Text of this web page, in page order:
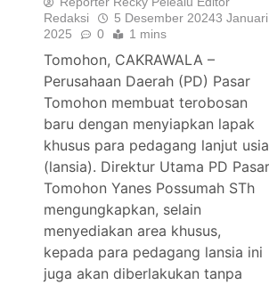
Redaksi
5 Desember 20243 Januari
2025
0 1 mins
Tomohon, CAKRAWALA –
Perusahaan Daerah (PD) Pasar
Tomohon membuat terobosan
baru dengan menyiapkan lapak
khusus para pedagang lanjut usia
(lansia). Direktur Utama PD
Tomohon Yanes Possumah STh
mengungkapkan, selain
menyediakan area khusus,
kepada para pedagang lansia ini
juga akan diberlakukan tanpa